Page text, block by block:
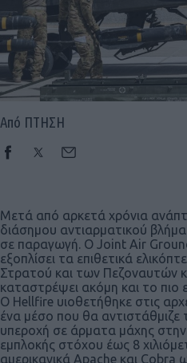
Από ΠΤΗΣΗ
Μετά από αρκετά χρόνια
διάσημου αντιαρματικού
σε παραγωγή. Ο Joint Air
εξοπλίσει τα επιθετικά
Στρατού και των Πεζοναυτών
καταστρέψει ακόμη και το πιο
Ο Hellfire υιοθετήθηκε στις
ένα μέσο που θα αντιστάθμιζε
υπεροχή σε άρματα μάχης
εμπλοκής στόχου έως 8
αμερικανικά Apache και